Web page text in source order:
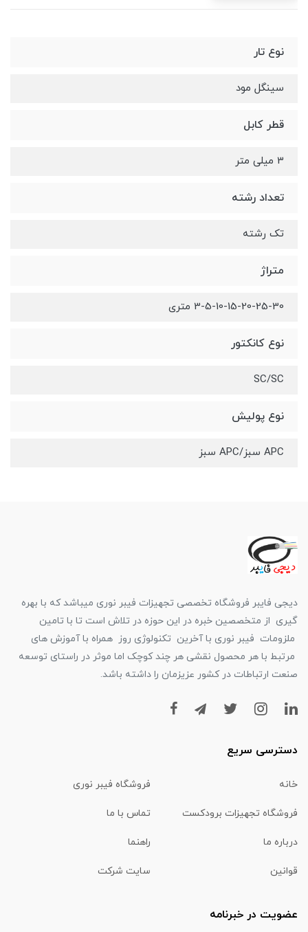
نوع تار
سینگل مود
قطر کابل
3 میلی متر
تعداد رشته
تک رشته
متراژ
3-5-10-15-20-25-30 متری
نوع کانکتور
SC/SC
نوع پولیش
APC سبز/APC سبز
دیجی فایبر فروشگاه تخصصی تجهیزات فیبر نوری میباشد که با بهره
گیری از متخصصین خبره در این حوزه در تلاش است تا با تامین
ملزومات فیبر نوری با آخرین تکنولوژی روز همراه با آموزش های
مرتبط با هر محصول نقشی هر چند کوچک اما موثر در راستای توسعه
صنعت ارتباطات در کشور عزیزمان را داشته باشد.
دسترسی سریع
خانه فروشگاه فیبر نوری
فروشگاه تجهیزات برودکست تماس با ما
درباره ما راهنما
قوانین سایت شرکت
عضویت در خبرنامه